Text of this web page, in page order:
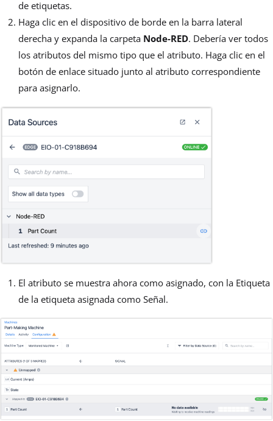
de etiquetas.
Haga clic en el dispositivo de borde en la barra lateral
derecha y expanda la carpeta Node-RED. Debería ver todos
los atributos del mismo tipo que el atributo. Haga clic en el
botón de enlace situado junto al atributo correspondiente
para asignarlo.
El atributo se muestra ahora como asignado, con la Etiqueta
de la etiqueta asignada como Señal.